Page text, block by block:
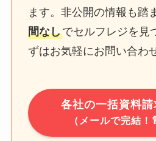
ます。非公開の情報も踏
間なしでセルフレジを見
ずはお気軽にお問い合わ
各社の一括資料請
（メールで完結！